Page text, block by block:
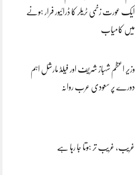
ایک عورت زخمی ٹریلر کا ڈرائیور فرار ہونے
میں کامیاب
وزیر اعظم شہباز شریف اور فیلڈ مارشل اہم
دورے پر سعودی عرب روانہ
غریب، غریب تر ہوتا جا رہا ہے